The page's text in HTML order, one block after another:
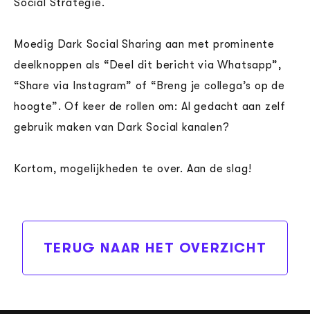
Social Strategie.
Moedig Dark Social Sharing aan met prominente
deelknoppen als “Deel dit bericht via Whatsapp”,
“Share via Instagram” of “Breng je collega’s op de
hoogte”. Of keer de rollen om: Al gedacht aan zelf
gebruik maken van Dark Social kanalen?
Kortom, mogelijkheden te over. Aan de slag!
TERUG NAAR HET OVERZICHT